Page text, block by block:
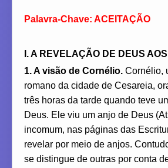
Palavra-Chave: ACEITAÇÃO
I. A REVELAÇÃO DE DEUS
1. A visão de Cornélio. Cornélio,
romano da cidade de Cesareia,
três horas da tarde quando teve
Deus. Ele viu um anjo de Deus
incomum, nas páginas das
revelar por meio de anjos.
se distingue de outras por conta